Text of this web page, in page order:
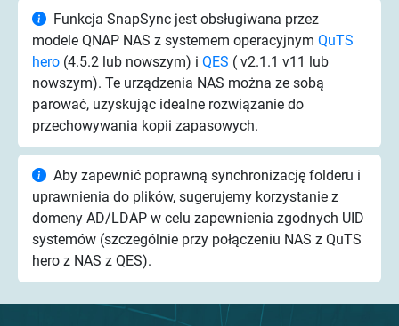
Funkcja SnapSync jest obsługiwana przez
modele QNAP NAS z systemem operacyjnym QuTS
hero (4.5.2 lub nowszym) i QES ( v2.1.1 v11 lub
nowszym). Te urządzenia NAS można ze sobą
parować, uzyskując idealne rozwiązanie do
przechowywania kopii zapasowych.
Aby zapewnić poprawną synchronizację folderu i
uprawnienia do plików, sugerujemy korzystanie z
domeny AD/LDAP w celu zapewnienia zgodnych UID
systemów (szczególnie przy połączeniu NAS z QuTS
hero z NAS z QES).